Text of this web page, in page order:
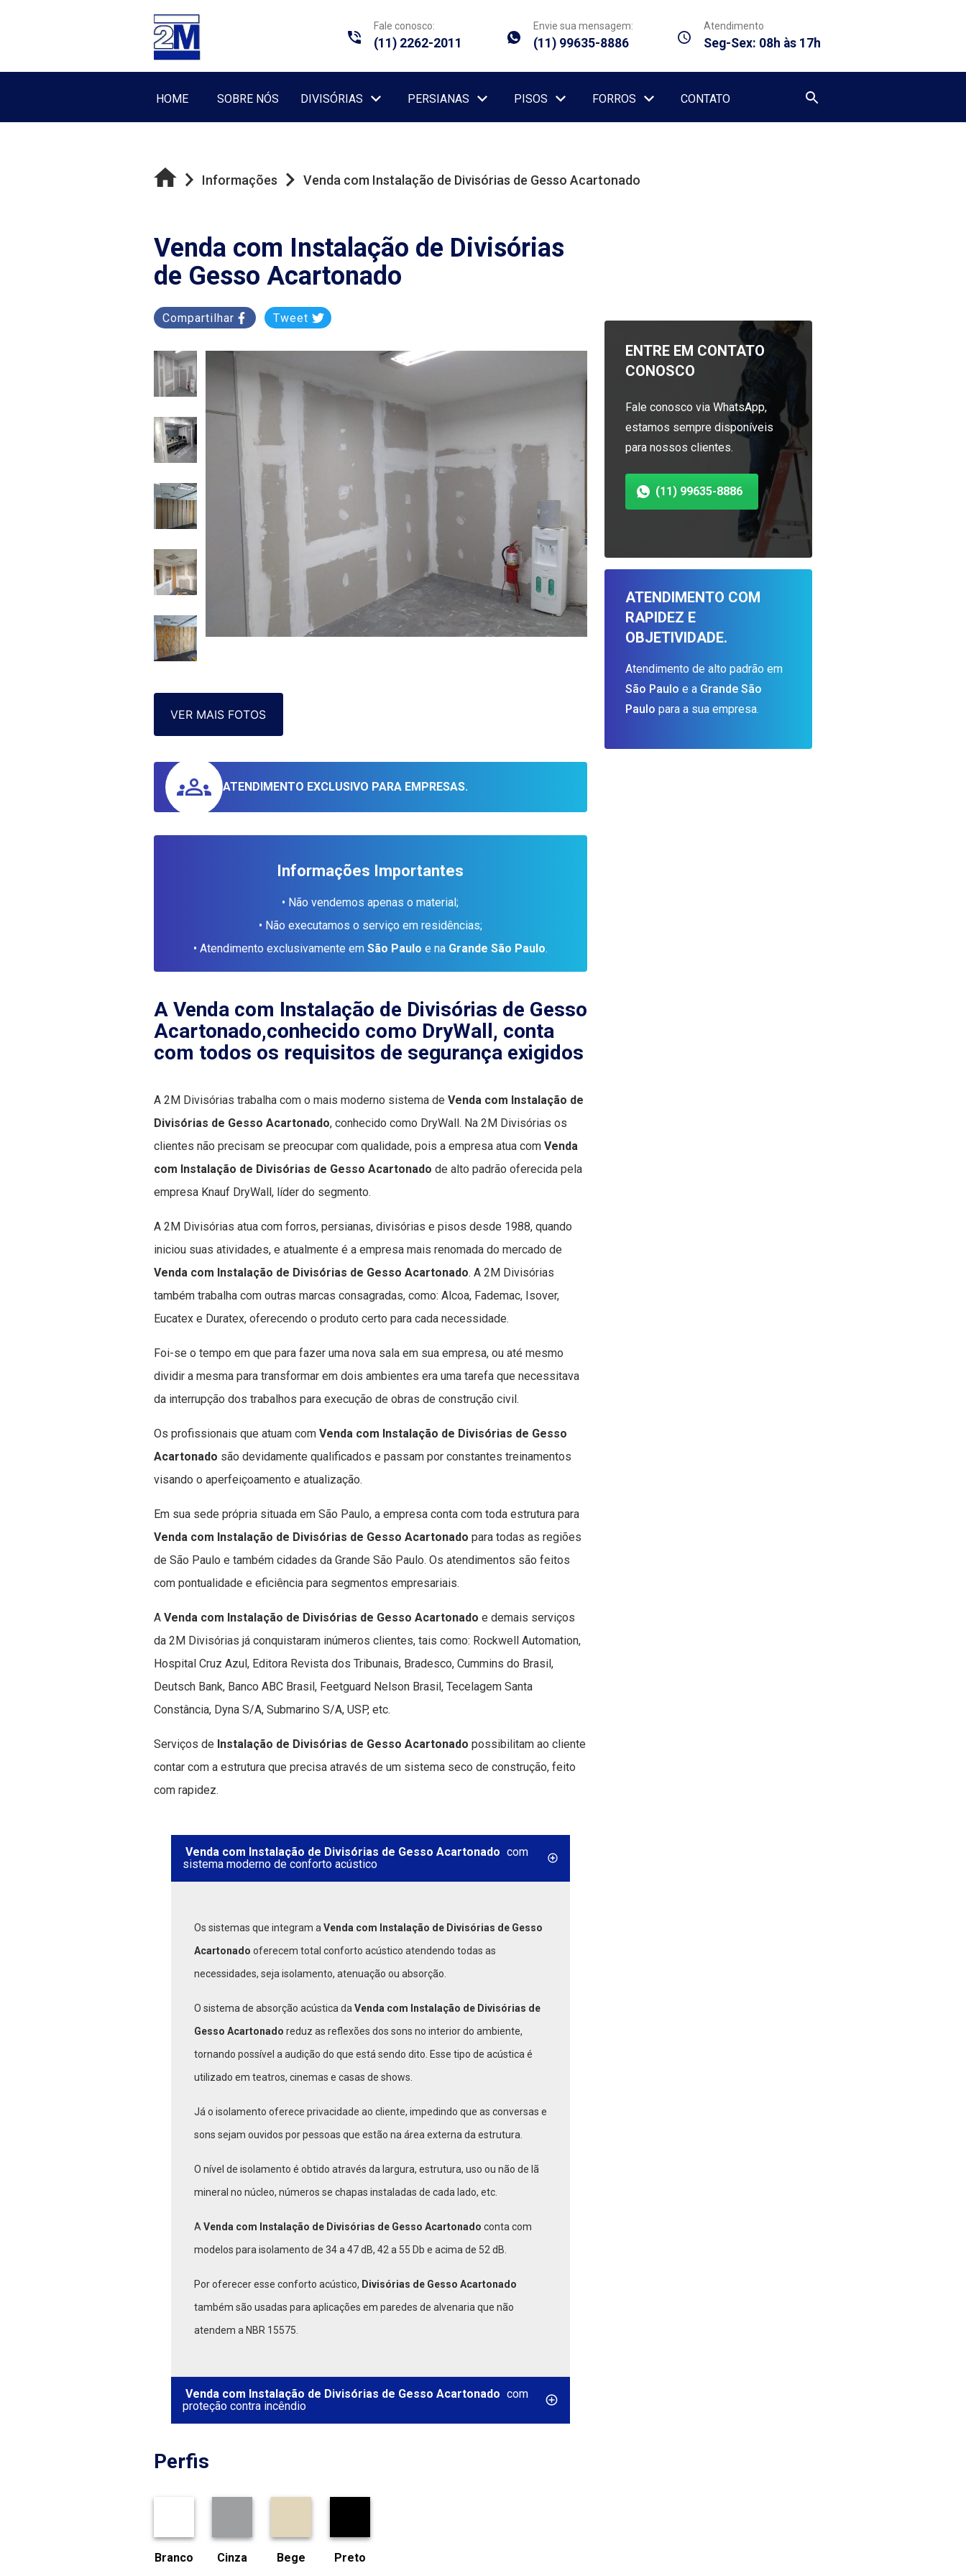
Fale conosco:
(11) 2262-2011
Envie sua mensagem:
(11) 99635-8886
Atendimento
Seg-Sex: 08h às 17h
HOME SOBRE NÓS DIVISÓRIAS PERSIANAS PISOS FORROS CONTATO
Informações Venda com Instalação de Divisórias de Gesso Acartonado
Venda com Instalação de Divisórias
de Gesso Acartonado
Compartilhar Tweet
VER MAIS FOTOS
ATENDIMENTO EXCLUSIVO PARA EMPRESAS.
Informações Importantes
• Não vendemos apenas o material;
• Não executamos o serviço em residências;
• Atendimento exclusivamente em São Paulo e na Grande São Paulo.
A Venda com Instalação de Divisórias de Gesso
Acartonado,conhecido como DryWall, conta
com todos os requisitos de segurança exigidos
A 2M Divisórias trabalha com o mais moderno sistema de Venda com Instalação de
Divisórias de Gesso Acartonado, conhecido como DryWall. Na 2M Divisórias os
clientes não precisam se preocupar com qualidade, pois a empresa atua com Venda
com Instalação de Divisórias de Gesso Acartonado de alto padrão oferecida pela
empresa Knauf DryWall, líder do segmento.
A 2M Divisórias atua com forros, persianas, divisórias e pisos desde 1988, quando
iniciou suas atividades, e atualmente é a empresa mais renomada do mercado de
Venda com Instalação de Divisórias de Gesso Acartonado. A 2M Divisórias
também trabalha com outras marcas consagradas, como: Alcoa, Fademac, Isover,
Eucatex e Duratex, oferecendo o produto certo para cada necessidade.
Foi-se o tempo em que para fazer uma nova sala em sua empresa, ou até mesmo
dividir a mesma para transformar em dois ambientes era uma tarefa que necessitava
da interrupção dos trabalhos para execução de obras de construção civil.
Os profissionais que atuam com Venda com Instalação de Divisórias de Gesso
Acartonado são devidamente qualificados e passam por constantes treinamentos
visando o aperfeiçoamento e atualização.
Em sua sede própria situada em São Paulo, a empresa conta com toda estrutura para
Venda com Instalação de Divisórias de Gesso Acartonado para todas as regiões
de São Paulo e também cidades da Grande São Paulo. Os atendimentos são feitos
com pontualidade e eficiência para segmentos empresariais.
A Venda com Instalação de Divisórias de Gesso Acartonado e demais serviços
da 2M Divisórias já conquistaram inúmeros clientes, tais como: Rockwell Automation,
Hospital Cruz Azul, Editora Revista dos Tribunais, Bradesco, Cummins do Brasil,
Deutsch Bank, Banco ABC Brasil, Feetguard Nelson Brasil, Tecelagem Santa
Constância, Dyna S/A, Submarino S/A, USP, etc.
Serviços de Instalação de Divisórias de Gesso Acartonado possibilitam ao cliente
contar com a estrutura que precisa através de um sistema seco de construção, feito
com rapidez.
Venda com Instalação de Divisórias de Gesso Acartonado com
sistema moderno de conforto acústico
Os sistemas que integram a Venda com Instalação de Divisórias de Gesso
Acartonado oferecem total conforto acústico atendendo todas as
necessidades, seja isolamento, atenuação ou absorção.
O sistema de absorção acústica da Venda com Instalação de Divisórias de
Gesso Acartonado reduz as reflexões dos sons no interior do ambiente,
tornando possível a audição do que está sendo dito. Esse tipo de acústica é
utilizado em teatros, cinemas e casas de shows.
Já o isolamento oferece privacidade ao cliente, impedindo que as conversas e
sons sejam ouvidos por pessoas que estão na área externa da estrutura.
O nível de isolamento é obtido através da largura, estrutura, uso ou não de lã
mineral no núcleo, números se chapas instaladas de cada lado, etc.
A Venda com Instalação de Divisórias de Gesso Acartonado conta com
modelos para isolamento de 34 a 47 dB, 42 a 55 Db e acima de 52 dB.
Por oferecer esse conforto acústico, Divisórias de Gesso Acartonado
também são usadas para aplicações em paredes de alvenaria que não
atendem a NBR 15575.
Venda com Instalação de Divisórias de Gesso Acartonado com
proteção contra incêndio
Perfis
Branco Cinza Bege Preto
ENTRE EM CONTATO
CONOSCO
Fale conosco via WhatsApp,
estamos sempre disponíveis
para nossos clientes.
(11) 99635-8886
ATENDIMENTO COM
RAPIDEZ E
OBJETIVIDADE.
Atendimento de alto padrão em
São Paulo e a Grande São
Paulo para a sua empresa.